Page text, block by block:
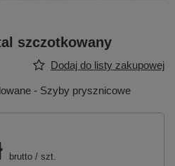
szczotkowany
Dodaj do listy zakupowej
- Szyby prysznicowe
brutto / szt.